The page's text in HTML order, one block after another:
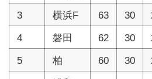
3
横浜F 63 30
4
磐田 62 30
5
柏 60 30